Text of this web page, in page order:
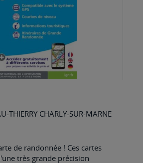
THIERRY CHARLY-SUR-MARNE
de randonnée ! Ces cartes
très grande précision